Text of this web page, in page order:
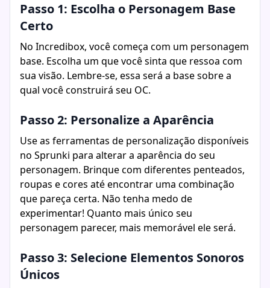
Passo 1: Escolha o Personagem Base
Certo
No Incredibox, você começa com um personagem
base. Escolha um que você sinta que ressoa com
sua visão. Lembre-se, essa será a base sobre a
qual você construirá seu OC.
Passo 2: Personalize a Aparência
Use as ferramentas de personalização disponíveis
no Sprunki para alterar a aparência do seu
personagem. Brinque com diferentes penteados,
roupas e cores até encontrar uma combinação
que pareça certa. Não tenha medo de
experimentar! Quanto mais único seu
personagem parecer, mais memorável ele será.
Passo 3: Selecione Elementos Sonoros
Únicos